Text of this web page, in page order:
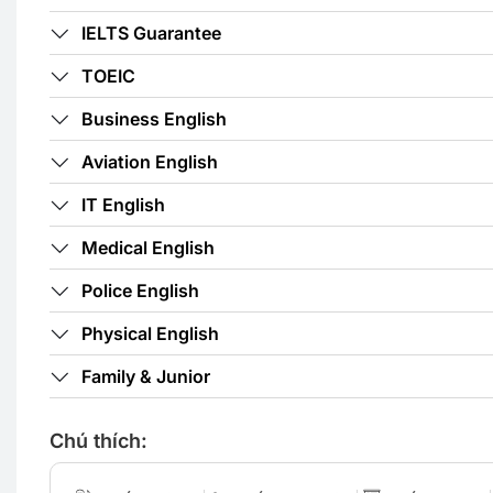
IELTS Guarantee
TOEIC
Business English
Aviation English
IT English
Medical English
Police English
Physical English
Family & Junior
Chú thích:
Du Học Philippines 6 Tháng:
Zero To Hero
tháng, nâng cao các kỹ năng tiếng
diện, đạt mục tiêu IELTS trong
ngắn…
Xem